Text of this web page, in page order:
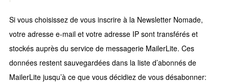
Si vous choisissez de vous inscrire à la Newsletter Nomade,
votre adresse e-mail et votre adresse IP sont transférés et
stockés auprès du service de messagerie MailerLite. Ces
données restent sauvegardées dans la liste d’abonnés de
MailerLite jusqu’à ce que vous décidiez de vous désabonner: